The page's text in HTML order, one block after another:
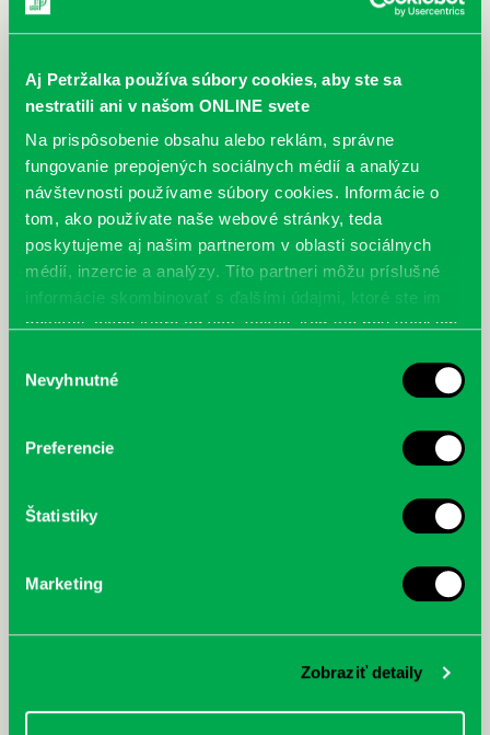
Aj Petržalka používa súbory cookies, aby ste sa
nestratili ani v našom ONLINE svete
Na prispôsobenie obsahu alebo reklám, správne
fungovanie prepojených sociálnych médií a analýzu
návštevnosti používame súbory cookies. Informácie o
tom, ako používate naše webové stránky, teda
poskytujeme aj našim partnerom v oblasti sociálnych
médií, inzercie a analýzy. Títo partneri môžu príslušné
informácie skombinovať s ďalšími údajmi, ktoré ste im
poskytli, alebo ktoré od vás získali, keď ste používali ich
súhlasu
Nevyhnutné
Preferencie
Štatistiky
Marketing
Zobraziť detaily
McGrath, Andy: Tadej Pogačar:
Prvá biografia najväčšieho